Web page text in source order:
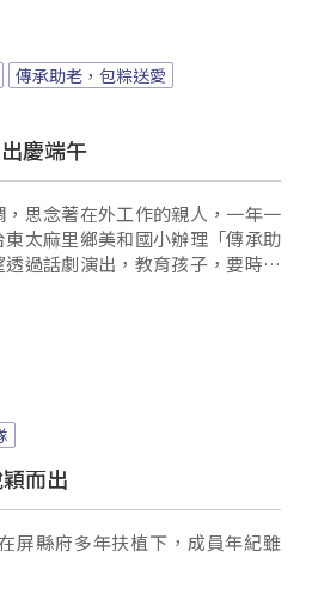
傳承助老，包粽送愛
慶端午
思念著在外工作的親人，一年一
太麻里鄉美和國小辦理「傳承助
過話劇演出，教育孩子，要時時
而出
屏縣府多年扶植下，成員年紀雖